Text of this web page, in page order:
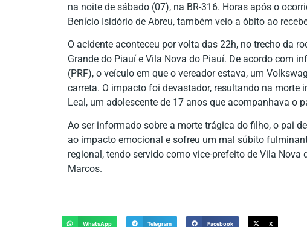
na noite de sábado (07), na BR-316. Horas após o
Benício Isidório de Abreu, também veio a óbito ao
O acidente aconteceu por volta das 22h, no trecho da
Grande do Piauí e Vila Nova do Piauí. De acordo com
(PRF), o veículo em que o vereador estava, um
carreta. O impacto foi devastador, resultando na morte
Leal, um adolescente de 17 anos que acompanhava o
Ao ser informado sobre a morte trágica do filho, o pai
ao impacto emocional e sofreu um mal súbito
regional, tendo servido como vice-prefeito de Vila Nova
Marcos.
WhatsApp Telegram Facebook X